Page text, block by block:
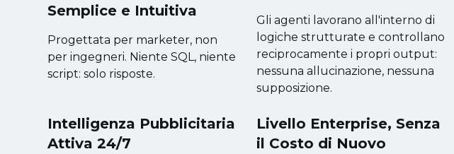
Semplice e Intuitiva
Progettata per marketer, non
per ingegneri. Niente SQL, niente
script: solo risposte.
Gli agenti lavorano all'interno di
logiche strutturate e controllano
reciprocamente i propri output:
nessuna allucinazione, nessuna
supposizione.
Intelligenza Pubblicitaria
Attiva 24/7
Livello Enterprise, Senza
il Costo di Nuovo